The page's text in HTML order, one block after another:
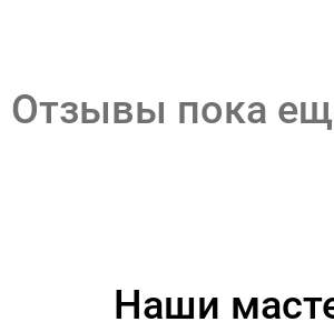
Отзывы пока
Наши